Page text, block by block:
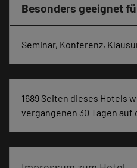
Besonders geeignet
Seminar, Konferenz,
1689 Seiten dieses Hotels
vergangenen 30 Tagen auf